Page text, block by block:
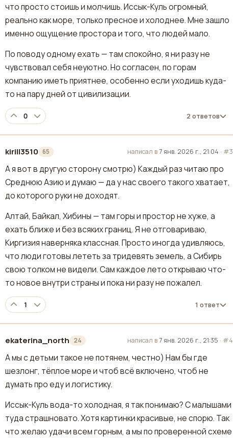
что просто стоишь и молчишь. Иссык-Куль огромный,
реально как море, только пресное и холоднее. Мне зашло
именно ощущение простора и того, что людей мало.
По поводу одному ехать — там спокойно, я ни разу не
чувствовал себя неуютно. Но согласен, по горам
компанию иметь приятнее, особенно если уходишь куда-
то на пару дней от цивилизации.
0 2 ответов
kirill3510 65
отредактировано написал в7 янв. 2026 г., 21:04 · #3
А я вот в другую сторону смотрю) Каждый раз читаю про
Среднюю Азию и думаю — да у нас своего такого хватает,
до которого руки не доходят.
Алтай, Байкал, Хибины — там горы и простор не хуже, а
ехать ближе и без всяких границ. Я не отговариваю,
Киргизия наверняка классная. Просто иногда удивляюсь,
что люди готовы лететь за тридевять земель, а Сибирь
свою толком не видели. Сам каждое лето открываю что-
то новое внутри страны и пока ни разу не пожалел.
1 1 ответ
ekaterina_north 24
отредактировано написал в7 янв. 2026 г., 21:35 · #4
А мы с детьми такое не потянем, честно) Нам бы где
шезлонг, тёплое море и чтоб всё включено, чтоб не
думать про еду и логистику.
Иссык-Куль вода-то холодная, я так понимаю? С малышами
туда страшновато. Хотя картинки красивые, не спорю. Так
что желаю удачи всем горным, а мы по проверенной схеме